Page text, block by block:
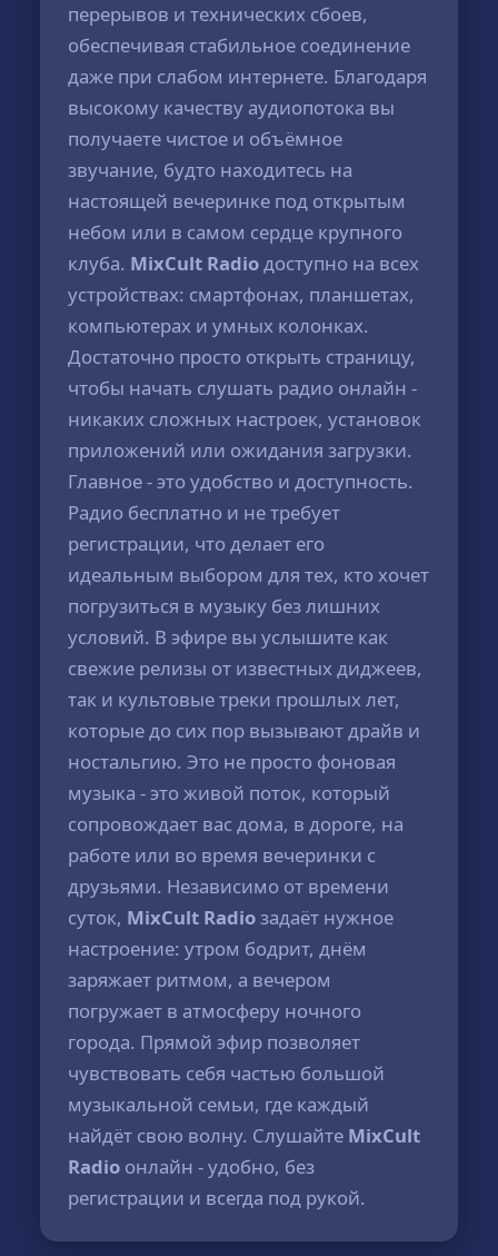
перерывов и технических сбоев,
обеспечивая стабильное соединение
даже при слабом интернете. Благодаря
высокому качеству аудиопотока вы
получаете чистое и объёмное
звучание, будто находитесь на
настоящей вечеринке под открытым
небом или в самом сердце крупного
клуба. MixCult Radioдоступно на всех
устройствах: смартфонах, планшетах,
компьютерах и умных колонках.
Достаточно просто открыть страницу,
чтобы начать слушать радио онлайн -
никаких сложных настроек, установок
приложений или ожидания загрузки.
Главное - это удобство и доступность.
Радио бесплатно и не требует
регистрации, что делает его
идеальным выбором для тех, кто хочет
погрузиться в музыку без лишних
условий. В эфире вы услышите как
свежие релизы от известных диджеев,
так и культовые треки прошлых лет,
которые до сих пор вызывают драйв и
ностальгию. Это не просто фоновая
музыка - это живой поток, который
сопровождает вас дома, в дороге, на
работе или во время вечеринки с
друзьями. Независимо от времени
суток, MixCult Radioзадаёт нужное
настроение: утром бодрит, днём
заряжает ритмом, а вечером
погружает в атмосферу ночного
города. Прямой эфир позволяет
чувствовать себя частью большой
музыкальной семьи, где каждый
найдёт свою волну. Слушайте MixCult
Radio онлайн - удобно, без
регистрации и всегда под рукой.